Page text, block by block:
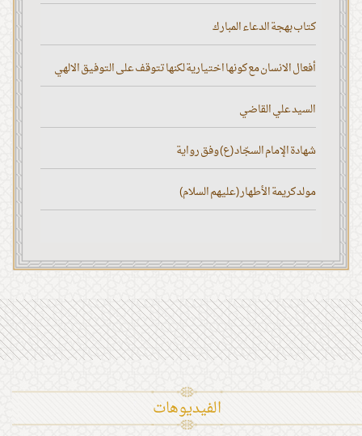
كتاب بهجة الدعاء المبارك
أفعال الانسان مع كونها اختيارية لكنها تتوقف على التوفيق الالهي
السيد علي القاضي
شهادة الإمام السجّاد (ع) وفق رواية
مولد كريمة الأطهار (عليهم السلام)
الفیدیوهات